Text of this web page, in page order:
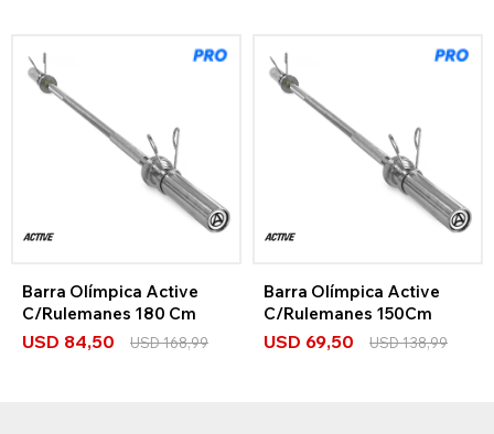
Barra Olímpica Active
C/Rulemanes 180 Cm
USD 84,50 USD168,99
Barra Olímpica Active
C/Rulemanes 150Cm
USD 69,50 USD138,99